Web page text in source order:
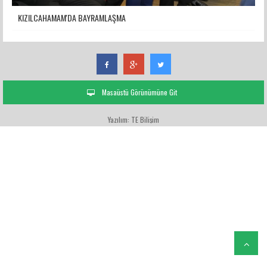
KIZILCAHAMAM'DA BAYRAMLAŞMA
Masaüstü Görünümüne Git
Yazılım: TE Bilişim